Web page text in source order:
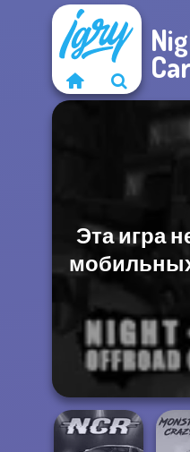
Эта игра